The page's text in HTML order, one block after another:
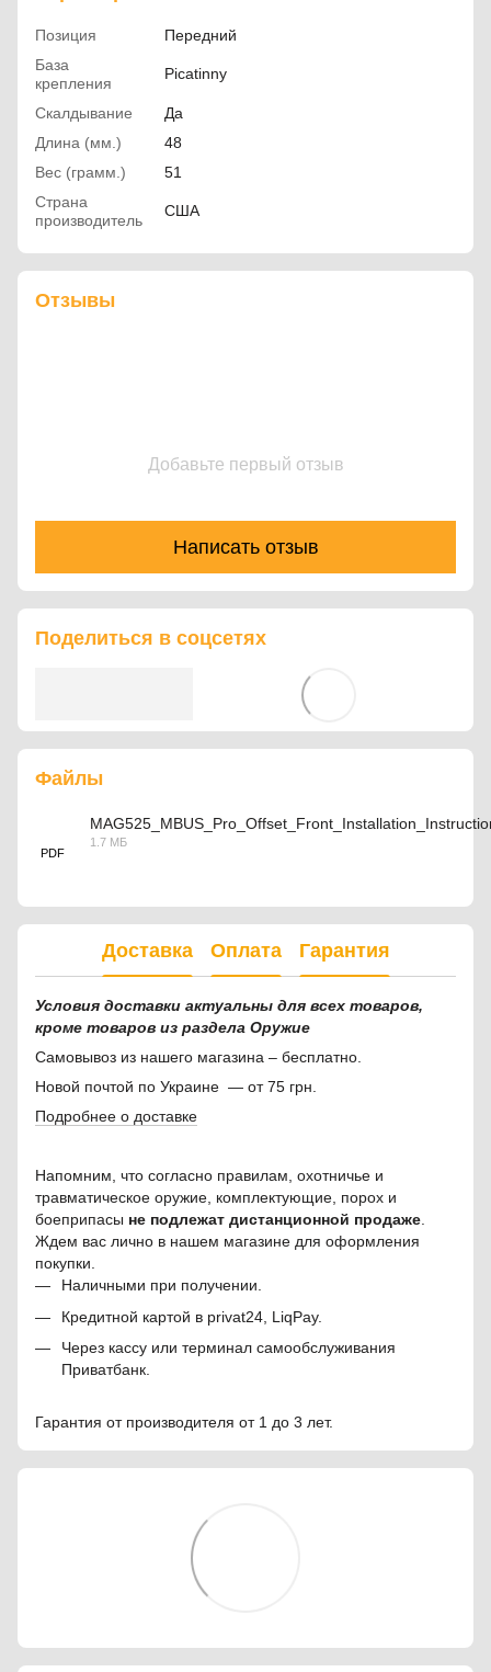
Позиция
Передний
База
крепления
Picatinny
Скалдывание
Да
Длина (мм.)
48
Вес (грамм.)
51
Страна
производитель
США
Отзывы
Добавьте первый отзыв
Написать отзыв
Поделиться в соцсетях
Файлы
PDF
1.7 МБ
Доставка Оплата Гарантия
Условия доставки актуальны для всех товаров,
кроме товаров из раздела Оружие
Самовывоз из нашего магазина – бесплатно.
Новой почтой по Украине — от 75 грн.
Подробнее о доставке
Напомним, что согласно правилам, охотничье и
травматическое оружие, комплектующие, порох и
боеприпасы не подлежат дистанционной продаже
Ждем вас лично в нашем магазине для оформления
покупки.
Наличными при получении.
Кредитной картой в privat24, LiqPay.
Через кассу или терминал самообслуживания
Приватбанк.
Гарантия от производителя от 1 до 3 лет.